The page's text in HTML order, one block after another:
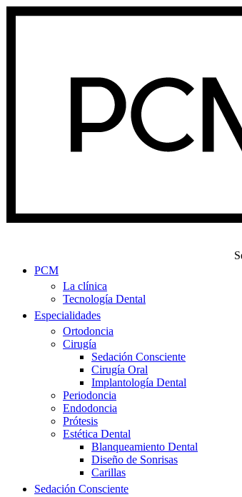
PCM
La clínica
Tecnología Dental
Especialidades
Ortodoncia
Cirugía
Sedación Consciente
Cirugía Oral
Implantología Dental
Periodoncia
Endodoncia
Prótesis
Estética Dental
Blanqueamiento Dental
Diseño de Sonrisas
Carillas
Sedación Consciente